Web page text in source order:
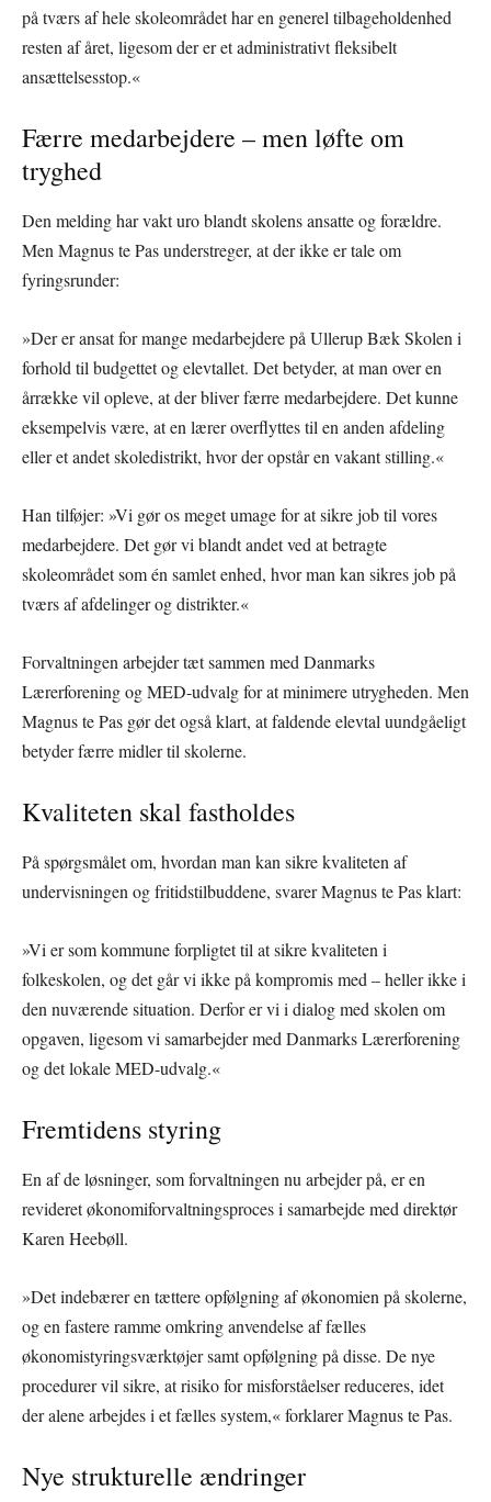
på tværs af hele skoleområdet har en generel tilbageholdenhed
resten af året, ligesom der er et administrativt fleksibelt
ansættelsesstop.«
Færre medarbejdere – men løfte om
tryghed
Den melding har vakt uro blandt skolens ansatte og forældre.
Men Magnus te Pas understreger, at der ikke er tale om
fyringsrunder:
»Der er ansat for mange medarbejdere på Ullerup Bæk Skolen i
forhold til budgettet og elevtallet. Det betyder, at man over en
årrække vil opleve, at der bliver færre medarbejdere. Det kunne
eksempelvis være, at en lærer overflyttes til en anden afdeling
eller et andet skoledistrikt, hvor der opstår en vakant stilling.«
Han tilføjer: »Vi gør os meget umage for at sikre job til vores
medarbejdere. Det gør vi blandt andet ved at betragte
skoleområdet som én samlet enhed, hvor man kan sikres job på
tværs af afdelinger og distrikter.«
Forvaltningen arbejder tæt sammen med Danmarks
Lærerforening og MED-udvalg for at minimere utrygheden. Men
Magnus te Pas gør det også klart, at faldende elevtal uundgåeligt
betyder færre midler til skolerne.
Kvaliteten skal fastholdes
På spørgsmålet om, hvordan man kan sikre kvaliteten af
undervisningen og fritidstilbuddene, svarer Magnus te Pas klart:
»Vi er som kommune forpligtet til at sikre kvaliteten i
folkeskolen, og det går vi ikke på kompromis med – heller ikke i
den nuværende situation. Derfor er vi i dialog med skolen om
opgaven, ligesom vi samarbejder med Danmarks Lærerforening
og det lokale MED-udvalg.«
Fremtidens styring
En af de løsninger, som forvaltningen nu arbejder på, er en
revideret økonomiforvaltningsproces i samarbejde med direktør
Karen Heebøll.
»Det indebærer en tættere opfølgning af økonomien på skolerne,
og en fastere ramme omkring anvendelse af fælles
økonomistyringsværktøjer samt opfølgning på disse. De nye
procedurer vil sikre, at risiko for misforståelser reduceres, idet
der alene arbejdes i et fælles system,« forklarer Magnus te Pas.
Nye strukturelle ændringer